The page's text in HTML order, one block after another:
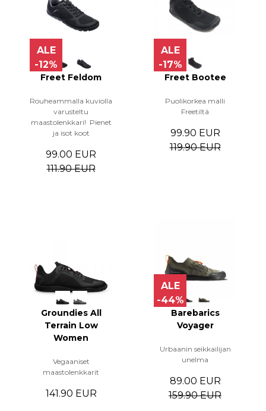
ALE
-12%
Freet Feldom
Rouheammalla kuviolla
varusteltu
maastolenkkari! Pienet
ja isot koot
99.00 EUR
111.90 EUR
ALE
-17%
Freet Bootee
Puolikorkea malli
Freetiltä
99.90 EUR
119.90 EUR
Groundies All
Terrain Low
Women
Vegaaniset
maastolenkkarit
141.90 EUR
ALE
-44%
Barebarics
Voyager
Urbaanin seikkailijan
unelma
89.00 EUR
159.90 EUR